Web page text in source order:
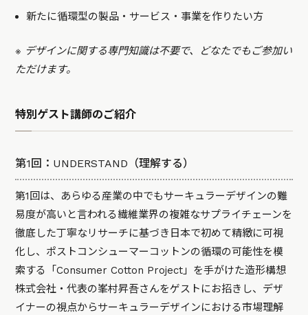
新たに循環型の製品・サービス・事業を作りたい方
※ デザインに関する専門知識は不要で、どなたでもご参加い
ただけます。
特別ゲスト講師のご紹介
第1回：UNDERSTAND（理解する）
第1回は、あらゆる産業の中でもサーキュラーデザインの難
易度が高いと言われる繊維業界の複雑なサプライチェーンを
徹底した丁寧なリサーチに基づき日本で初めて精緻に可視
化し、ポストコンシューマーコットンの循環の可能性を模
索する「Consumer Cotton Project」を手がけた造形構想
株式会社・代表の峯村昇吾さんをゲストにお招きし、デザ
イナーの視点からサーキュラーデザインにおける市場理解